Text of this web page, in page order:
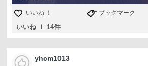
いいね ！ ブックマーク
いいね ！ 14件
yhcm1013